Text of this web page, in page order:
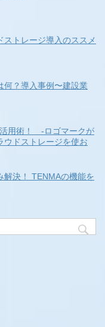
トレージ導入のススメ
何？導入事例〜建設業
用術！ -ロゴマークが
ウドストレージを使お
解決！ TENMAの機能を